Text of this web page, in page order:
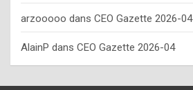
h
o
arzooooo dans CEO Gazette 2026-04
AlainP dans CEO Gazette 2026-04